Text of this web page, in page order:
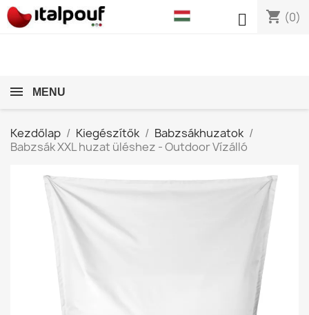
shopping_cart (0)

MENU
Kezdőlap Kiegészítők
Babzsákhuzatok
Babzsák XXL huzat üléshez - Outdoor Vízálló